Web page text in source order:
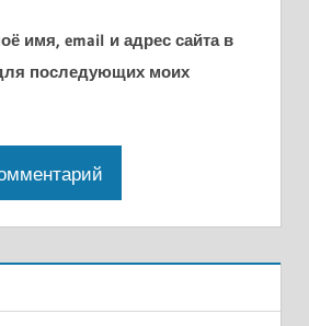
имя, email и адрес сайта в
последующих моих